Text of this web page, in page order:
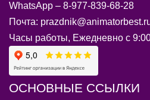
WhatsApp – 8-977-839-68-28
Почта:
Часы работы, Ежедневно с
ОСНОВНЫЕ ССЫЛКИ